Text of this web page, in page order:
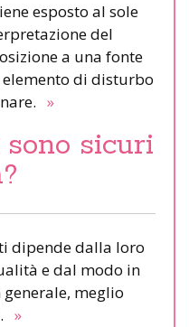
esposto al sole
del
a una fonte
di disturbo
»
sicuri
dipende dalla loro
e dal modo in
meglio
»